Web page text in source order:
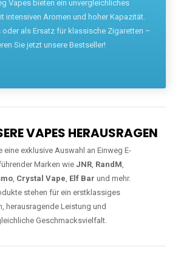
Vapes bieten ein unvergleichliches
intensiven Aromen und hoher Kapazität.
als Ersatz für klassische Zigaretten –
Sie jetzt unsere Bestseller!
VAPES HERAUSRAGEN
eine exklusive Auswahl an Einweg E-
Marken wie JNR, RandM,
, Crystal Vape, Elf Bar und mehr.
stehen für ein erstklassiges
herausragende Leistung und
Geschmacksvielfalt.